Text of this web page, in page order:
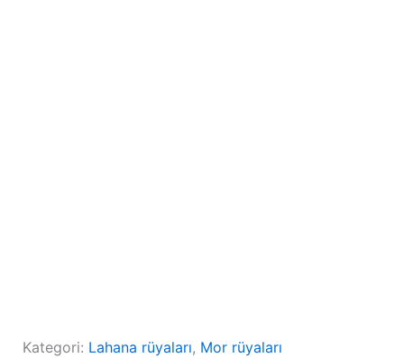
Kategori: Lahana rüyaları, Mor rüyaları